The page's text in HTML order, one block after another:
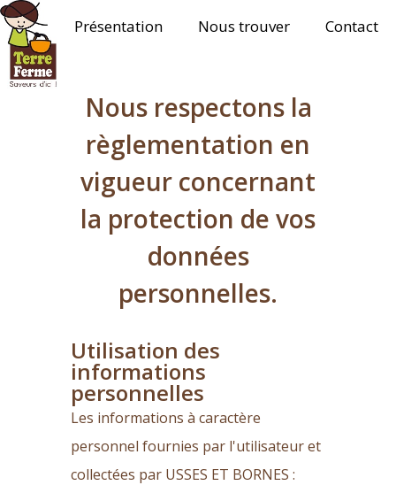
Terre
Présentation Nous trouver Contact
Nous respectons la
règlementation en
vigueur concernant
la protection de vos
données
personnelles.
Utilisation des
informations
personnelles
Les informations à caractère
personnel fournies par l'utilisateur et
collectées par USSES ET BORNES :